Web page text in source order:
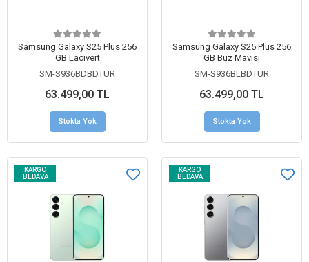
Samsung Galaxy S25 Plus 256
GB Lacivert
SM-S936BDBDTUR
63.499,00 TL
Stokta Yok
Samsung Galaxy S25 Plus 256
GB Buz Mavisi
SM-S936BLBDTUR
63.499,00 TL
Stokta Yok
KARGO
BEDAVA
KARGO
BEDAVA